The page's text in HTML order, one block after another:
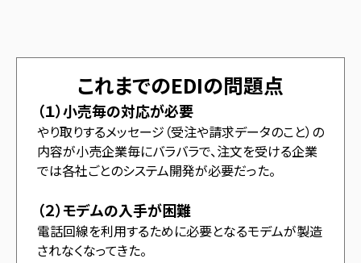
これまでのEDIの問題点
（１）小売毎の対応が必要
やり取りするメッセージ（受注や請求データのこと）の
内容が小売企業毎にバラバラで、注文を受ける企業
では各社ごとのシステム開発が必要だった。
（２）モデムの入手が困難
電話回線を利用するために必要となるモデムが製造
されなくなってきた。